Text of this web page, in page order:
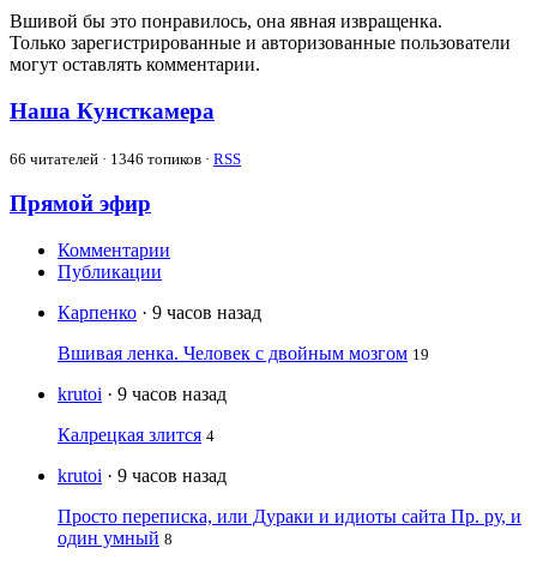
Вшивой бы это понравилось, она явная извращенка.
Только зарегистрированные и авторизованные пользователи
могут оставлять комментарии.
Наша Кунсткамера
66 читателей · 1346 топиков · RSS
Прямой эфир
Комментарии
Публикации
Карпенко · 9 часов назад
Вшивая ленка. Человек с двойным мозгом 19
krutoi · 9 часов назад
Калрецкая злится 4
krutoi · 9 часов назад
Просто переписка, или Дураки и идиоты сайта Пр. ру, и
один умный 8